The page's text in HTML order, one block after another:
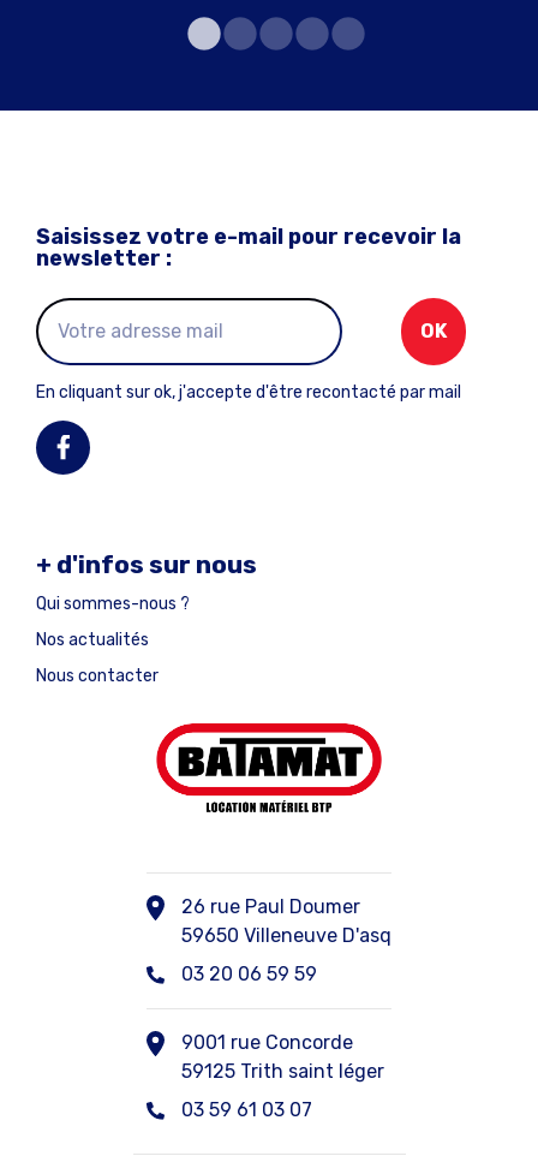
Saisissez votre e-mail pour recevoir la
newsletter :
OK
En cliquant sur ok, j'accepte d'être recontacté par mail
+ d'infos sur nous
Qui sommes-nous ?
Nos actualités
Nous contacter
26 rue Paul Doumer
59650 Villeneuve D'asq
03 20 06 59 59
9001 rue Concorde
59125 Trith saint léger
03 59 61 03 07